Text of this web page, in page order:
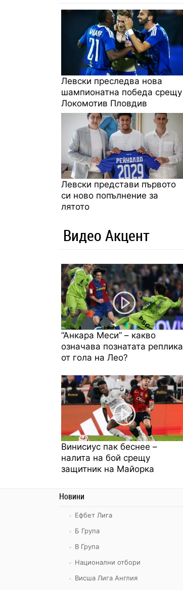
Левски преследва нова
шампионатна победа срещу
Локомотив Пловдив
Левски представи първото
си ново попълнение за
лятото
Видео Акцент
“Анкара Меси” – какво
означава познатата реплика
от гола на Лео?
Винисиус пак беснее –
налита на бой срещу
защитник на Майорка
Новини
Ефбет Лига
Б Група
В Група
Национални отбори
Висша Лига Англия